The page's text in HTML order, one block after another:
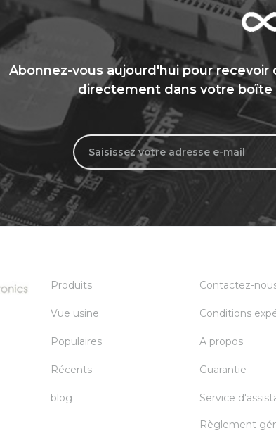
Abonnez-vous aujourd'hui pour
directement dans votre
Produits
Vue usine
Populaires
Récents
blog
Contactez-
Conditions
A propos
Guarantie
Service
Règlement